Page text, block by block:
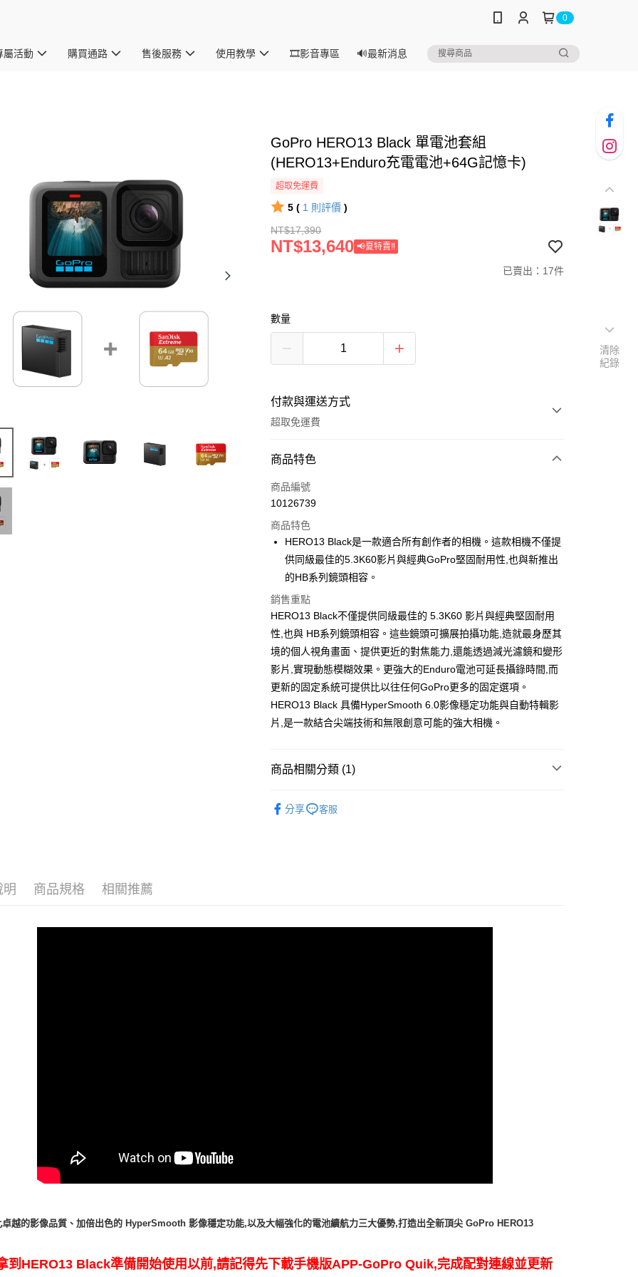
0
屬活動 購買通路 售後服務 使用教學 🎞影音專區 🔊最新消息
GoPro HERO13 Black 單電池套組
(HERO13+Enduro充電電池+64G記憶卡)
超取免運費
5 ( 1 則評價 )
NT$17,390
NT$13,640 📢夏特賣‼️
已賣出：17件
數量
付款與運送方式
超取免運費
付款方式
信用卡一次付款
NT$5,796 21家銀行
合作金庫商業銀行
第一商業銀行
華南商業銀行
國泰世華商業銀行
臺灣中小企業銀行
台中商業銀行
匯豐（台灣）商業銀行
華泰商業銀行
聯邦商業銀行
遠東國際商業銀行
玉山商業銀行
星展（台灣）商業銀行
台新國際商業銀行
中國信託商業銀行
台灣樂天信用卡公司
6 期 0 利率 每期NT$2,898 21家銀行
合作金庫商業銀行
華南商業銀行
上海商業儲蓄銀行
國泰世華商業銀行
兆豐國際商業銀行
臺灣中小企業銀行
台中商業銀行
匯豐（台灣）商業銀行
華泰商業銀行
聯邦商業銀行
遠東國際商業銀行
元大商業銀行
永豐商業銀行
台新國際商業銀行
中國信託商業銀行
台灣樂天信用卡公司
超商取貨付款
LINE Pay
Apple Pay
全盈+PAY
付款後全家取貨
商品特色
商品編號
10126739
商品特色
HERO13 Black是一款適合所有創作者的相機。這款相機不僅提
供同級最佳的5.3K60影片與經典GoPro堅固耐用性,也與新推出
的HB系列鏡頭相容。
銷售重點
HERO13 Black不僅提供同級最佳的 5.3K60 影片與經典堅固耐用
性,也與 HB系列鏡頭相容。這些鏡頭可擴展拍攝功能,造就最身歷其
境的個人視角畫面、提供更近的對焦能力,還能透過減光濾鏡和變形
影片,實現動態模糊效果。更強大的Enduro電池可延長攝錄時間,而
更新的固定系統可提供比以往任何GoPro更多的固定選項。
HERO13 Black 具備HyperSmooth 6.0影像穩定功能與自動特輯影
片,是一款結合尖端技術和無限創意可能的強大相機。
商品相關分類 (1)
分享
客服
明 商品規格 相關推薦
卓越的影像品質、加倍出色的 HyperSmooth 影像穩定功能,以及大幅強化的電池續航力三大優勢,打造出全新頂尖 GoPro HERO13
到HERO13 Black準備開始使用以前,請記得先下載手機版APP-GoPro Quik,完成配對連線並更新
清除
紀錄